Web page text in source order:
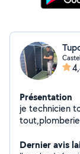
Présentation
je technicien
et sérieux
Dernier avis